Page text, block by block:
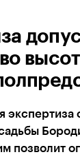
экспертиза
позволит